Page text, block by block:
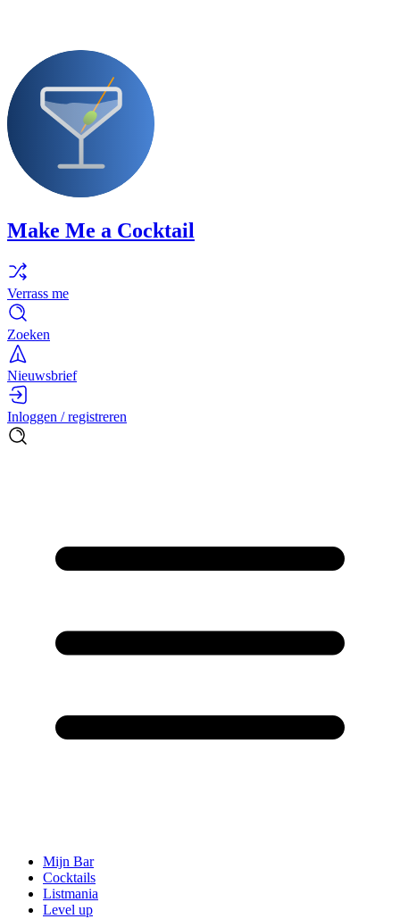
Make Me a Cocktail
Verrass me
Zoeken
Nieuwsbrief
Inloggen / registreren
Mijn Bar
Cocktails
Listmania
Level up